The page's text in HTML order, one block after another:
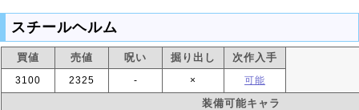
スチールヘルム
買値 売値 呪い 掘り出し 次作入手
3100 2325 ‐ × 可能
装備可能キャラ